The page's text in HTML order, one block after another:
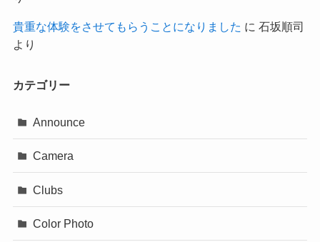
貴重な体験をさせてもらうことになりました に 石坂順司
より
カテゴリー
Announce
Camera
Clubs
Color Photo